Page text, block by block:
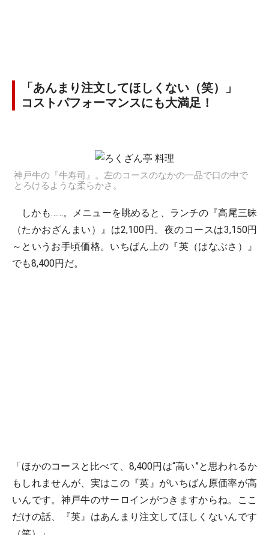
「あんまり注文してほしくない（笑）」
コストパフォーマンスにも大満足！
神戸牛の『牛寿司』。左のコースのなかの一品で口の中で
とろけるような柔らかさ。
しかも……。メニューを眺めると、ランチの『高尾三昧
（たかおざんまい）』は2,100円。夜のコースは3,150円
～というお手頃価格。いちばん上の『英（はなぶさ）』
でも8,400円だ。
「ほかのコースと比べて、8,400円は“高い”と思われるか
もしれませんが、実はこの『英』がいちばん原価率が高
いんです。神戸牛のサーロインがつきますからね。ここ
だけの話、『英』はあんまり注文してほしくないんです